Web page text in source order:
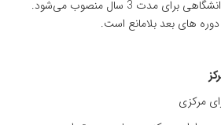
امناء با حکم رئیس جهاددانشگاهی برای مدت 3 سال منصوب می‌شود.
های بعد بلامانع است.